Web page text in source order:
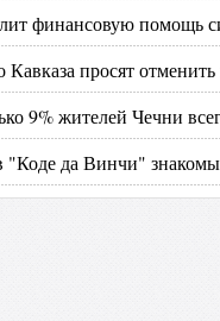
финансовую помощь
просят
9% жителей Чечни
"Коде да Винчи"